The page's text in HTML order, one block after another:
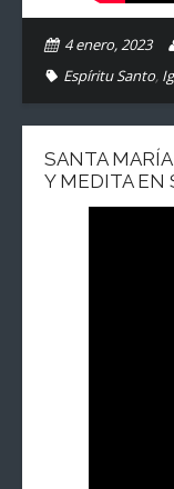
4 enero, 2023
Espíritu Santo,
SANTA
Y MEDITA EN